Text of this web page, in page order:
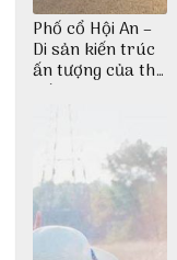
Phố cổ Hội An –
Di sản kiến trúc
ấn tượng của thế
giới